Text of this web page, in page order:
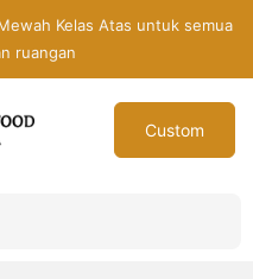
Kelas Atas untuk semua
ruangan
Custom